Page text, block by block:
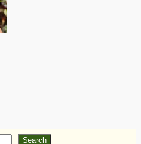
Search